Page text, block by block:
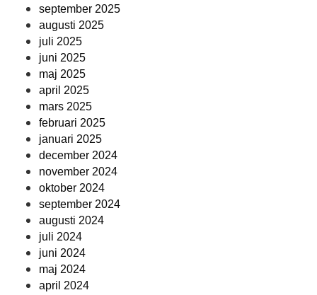
september 2025
augusti 2025
juli 2025
juni 2025
maj 2025
april 2025
mars 2025
februari 2025
januari 2025
december 2024
november 2024
oktober 2024
september 2024
augusti 2024
juli 2024
juni 2024
maj 2024
april 2024